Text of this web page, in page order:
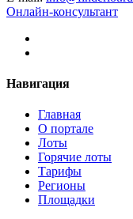
Онлайн-консультант
Навигация
Главная
О портале
Лоты
Горячие лоты
Тарифы
Регионы
Площадки